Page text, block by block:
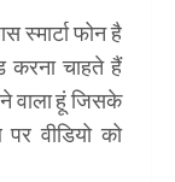
फोन है
करना चाहते हैं
वाला हूं जिसके
वीडियो को